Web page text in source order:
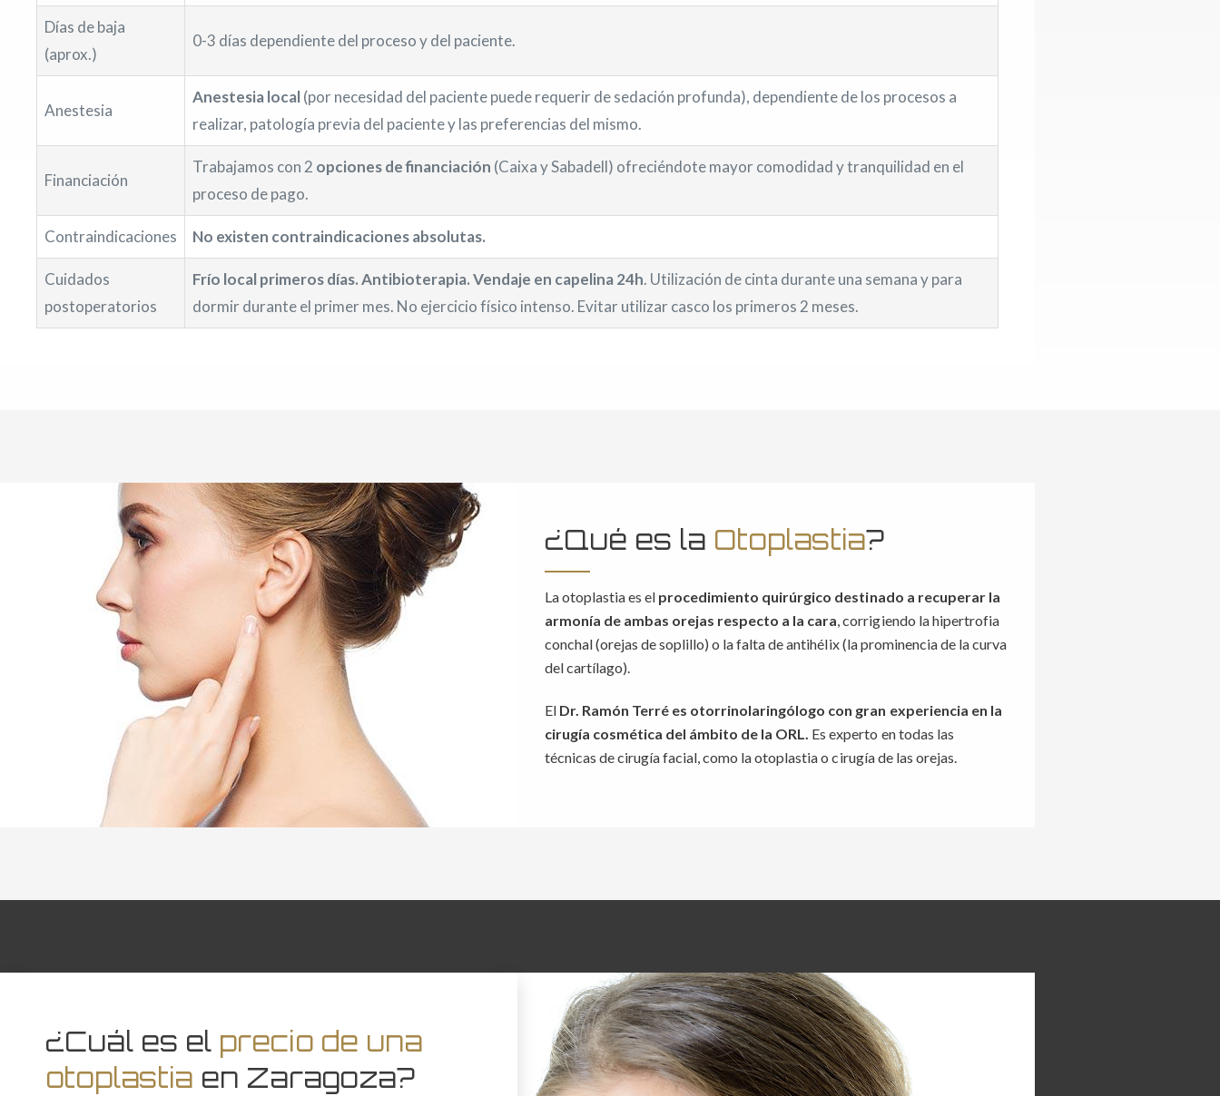
Días de baja
(aprox.)
0-3 días dependiente del proceso y del paciente.
Anestesia
Anestesia local(por necesidad del paciente puede requerir de sedación profunda), dependiente de los procesos a
realizar, patología previa del paciente y las preferencias del mismo.
Financiación
Trabajamos con 2 opciones de financiación (Caixa y Sabadell) ofreciéndote mayor comodidad y tranquilidad en el
proceso de pago.
Contraindicaciones No existen contraindicaciones absolutas.
Cuidados
postoperatorios
Frío local primeros días. Antibioterapia. Vendaje en capelina 24h. Utilización de cinta durante una semana y para
dormir durante el primer mes. No ejercicio físico intenso. Evitar utilizar casco los primeros 2 meses.
¿Qué es la Otoplastia?
La otoplastia es el procedimiento quirúrgico destinado a recuperar la
armonía de ambas orejas respecto a la cara, corrigiendo la hipertrofia
conchal (orejas de soplillo) o la falta de antihélix (la prominencia de la curva
del cartílago).
El Dr. Ramón Terré es otorrinolaringólogo con gran experiencia en la
cirugía cosmética del ámbito de la ORL. Es experto en todas las
técnicas de cirugía facial, como la otoplastia o cirugía de las orejas.
¿Cuál es el precio de una
otoplastia en Zaragoza?